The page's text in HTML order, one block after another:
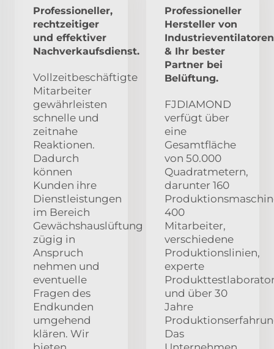
Professioneller,
rechtzeitiger
und effektiver
Nachverkaufsdienst.
Vollzeitbeschäftigte
Mitarbeiter
gewährleisten
schnelle und
zeitnahe
Reaktionen.
Dadurch
können
Kunden ihre
Dienstleistungen
im Bereich
Gewächshauslüftung
zügig in
Anspruch
nehmen und
eventuelle
Fragen des
Endkunden
umgehend
klären. Wir
Professioneller
Hersteller von
Industrieventilatoren
& Ihr bester
Partner bei
Belüftung.
FJDIAMOND
verfügt über
eine
Gesamtfläche
von 50.000
Quadratmetern,
darunter 160
400
Mitarbeiter,
verschiedene
Produktionslinien,
experte
und über 30
Jahre
Das